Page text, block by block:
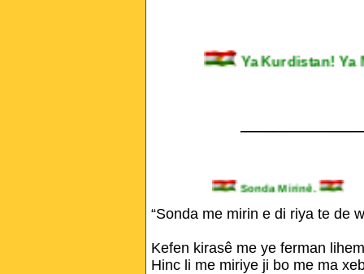
Ya Kurdistan!
Sonda Mirinê.
“Sonda me mirin e di riya te de
Kefen kirasê me ye ferman
Hinc li me miriye ji bo me ma